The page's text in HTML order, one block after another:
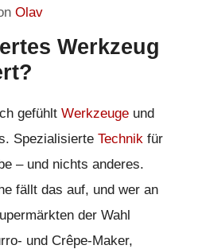
Olav
Werkzeug
gefühlt Werkzeuge und
Spezialisierte Technik für
– und nichts anderes.
fällt das auf, und wer an
der Wahl
und Crêpe-Maker,